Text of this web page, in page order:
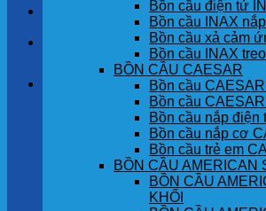
GÓC KHÁCH HÀNG
Chưa có sản phẩm trong giỏ hàng.
Bồn cầu điện tử
Bồn cầu INAX
Bồn cầu xả cảm
Bồn cầu INAX
BỒN CẦU CAESAR
Bồn cầu
Bồn cầu
Bồn cầu nắp điện
Bồn cầu nắp cơ
Bồn cầu trẻ em
BỒN CẦU AMERICAN
BỒN CẦU
KHỐI